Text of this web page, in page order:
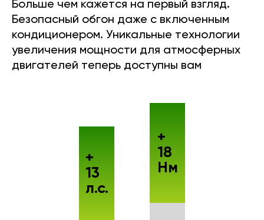
Больше чем кажется на первый взгляд.
Безопасный обгон даже с включенным
кондиционером. Уникальные технологии
увеличения мощности для атмосферных
двигателей теперь доступны вам
+
13
л.с.
+
18
Нм